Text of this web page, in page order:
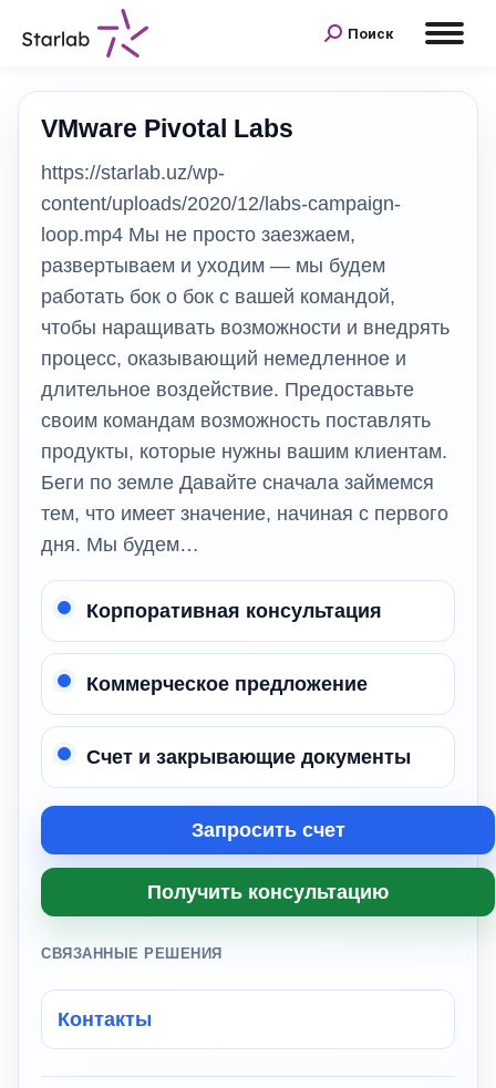
Поиск
VMware Pivotal Labs
https://starlab.uz/wp-
content/uploads/2020/12/labs-campaign-
loop.mp4 Мы не просто заезжаем,
развертываем и уходим — мы будем
работать бок о бок с вашей командой,
чтобы наращивать возможности и внедрять
процесс, оказывающий немедленное и
длительное воздействие. Предоставьте
своим командам возможность поставлять
продукты, которые нужны вашим клиентам.
Беги по земле Давайте сначала займемся
тем, что имеет значение, начиная с первого
дня. Мы будем…
Корпоративная консультация
Коммерческое предложение
Счет и закрывающие документы
Запросить счет
Получить консультацию
СВЯЗАННЫЕ РЕШЕНИЯ
Контакты